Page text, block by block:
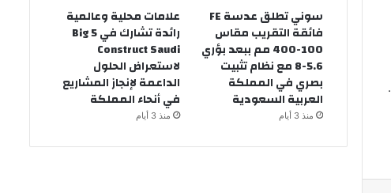
.
سوني تطلق عدسة FE
فائقة التقريب مقاس
100-400 مم ببعد بؤري
5.6-8 مع نظام تثبيت
بصري في المملكة
العربية السعودية
منذ 3 أيام
علامات محلية وعالمية
رائدة تشارك في Big 5
Construct Saudi
لاستعراض الحلول
الداعمة لإنجاز المشاريع
في أنحاء المملكة
منذ 3 أيام